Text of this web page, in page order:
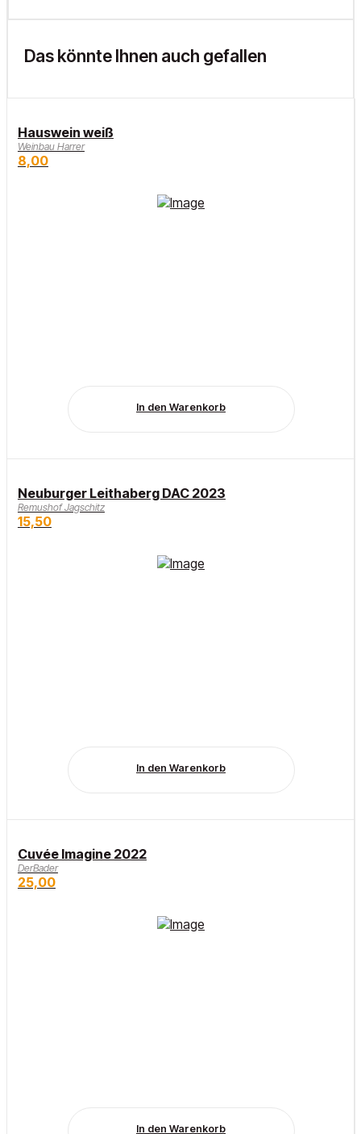
Das könnte Ihnen auch gefallen
Hauswein weiß
Weinbau Harrer
8,00
In den Warenkorb
Neuburger Leithaberg DAC 2023
Remushof Jagschitz
15,50
In den Warenkorb
Cuvée Imagine 2022
DerBader
25,00
In den Warenkorb